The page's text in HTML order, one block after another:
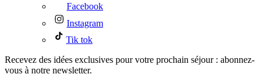
Facebook
Instagram
Tik tok
Recevez des idées exclusives pour votre prochain séjour : abonnez-
vous à notre newsletter.